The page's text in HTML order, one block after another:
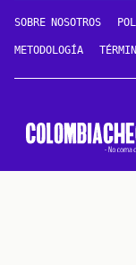
SOBRE NOSOTROS
METODOLOGÍA